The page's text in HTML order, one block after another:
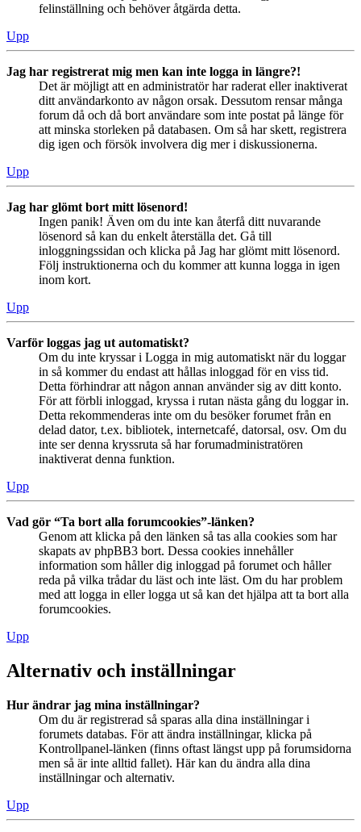
felinställning och behöver åtgärda detta.
Upp
Jag har registrerat mig men kan inte logga in längre?!
Det är möjligt att en administratör har raderat eller inaktiverat
ditt användarkonto av någon orsak. Dessutom rensar många
forum då och då bort användare som inte postat på länge för
att minska storleken på databasen. Om så har skett, registrera
dig igen och försök involvera dig mer i diskussionerna.
Upp
Jag har glömt bort mitt lösenord!
Ingen panik! Även om du inte kan återfå ditt nuvarande
lösenord så kan du enkelt återställa det. Gå till
inloggningssidan och klicka på Jag har glömt mitt lösenord.
Följ instruktionerna och du kommer att kunna logga in igen
inom kort.
Upp
Varför loggas jag ut automatiskt?
Om du inte kryssar i Logga in mig automatiskt när du loggar
in så kommer du endast att hållas inloggad för en viss tid.
Detta förhindrar att någon annan använder sig av ditt konto.
För att förbli inloggad, kryssa i rutan nästa gång du loggar in.
Detta rekommenderas inte om du besöker forumet från en
delad dator, t.ex. bibliotek, internetcafé, datorsal, osv. Om du
inte ser denna kryssruta så har forumadministratören
inaktiverat denna funktion.
Upp
Vad gör “Ta bort alla forumcookies”-länken?
Genom att klicka på den länken så tas alla cookies som har
skapats av phpBB3 bort. Dessa cookies innehåller
information som håller dig inloggad på forumet och håller
reda på vilka trådar du läst och inte läst. Om du har problem
med att logga in eller logga ut så kan det hjälpa att ta bort alla
forumcookies.
Upp
Alternativ och inställningar
Hur ändrar jag mina inställningar?
Om du är registrerad så sparas alla dina inställningar i
forumets databas. För att ändra inställningar, klicka på
Kontrollpanel-länken (finns oftast längst upp på forumsidorna
men så är inte alltid fallet). Här kan du ändra alla dina
inställningar och alternativ.
Upp